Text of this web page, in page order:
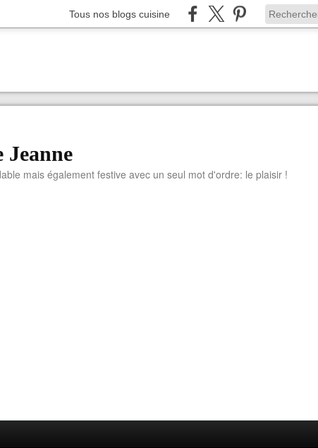
Tous nos blogs cuisine
Jeanne
mais également festive avec un seul mot d'ordre: le plaisir !